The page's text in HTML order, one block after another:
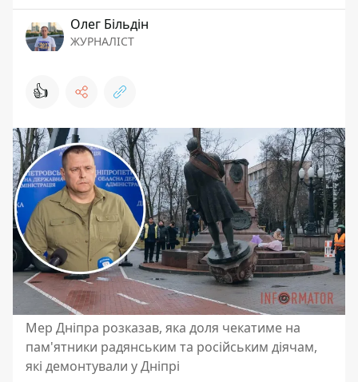
Олег Більдін
ЖУРНАЛІСТ
👍
Мер Дніпра розказав, яка доля чекатиме на
пам'ятники радянським та російським діячам,
які демонтували у Дніпрі